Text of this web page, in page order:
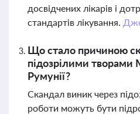
досвідчених лікарів і
стандартів лікування.
Що стало причиною
підозрілими творами
Румунії?
Скандал виник через
роботи можуть бути